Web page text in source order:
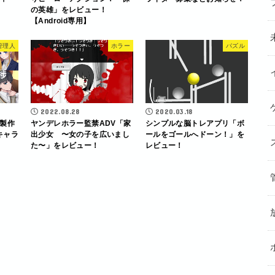
の英雄」をレビュー！
【Android専用】
理人
作
ャラ
ホラー
2022.08.28
ヤンデレホラー監禁ADV「家
出少女 〜女の子を広いまし
た〜」をレビュー！
パズル
2020.03.18
シンプルな脳トレアプリ「ボ
ールをゴールへドーン！」を
レビュー！